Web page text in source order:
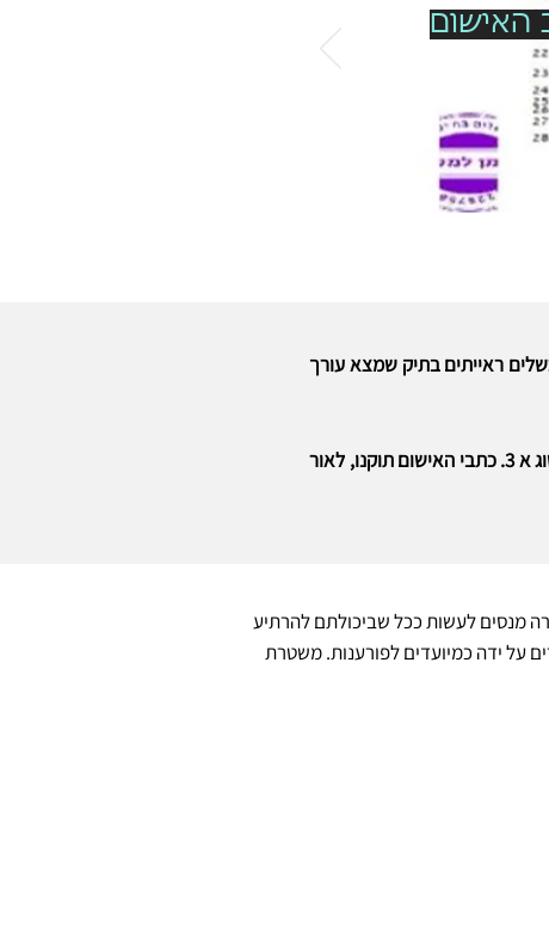
האישום
נתפס נוהג במהירות מופרזת, באמצעות המצלמות מסוג א 3, לאור כשלים ראייתים בתיק שמצא עורך
מהירות מופרזת- נאשם אשר נתפס 4 פעמים במהירות מופרזת, באמצעות המצלמות החדשות מסוג א 3. כתבי האישום תוקנו, לאור
מנסים לעשות ככל שביכולתם להרתיע
על ידה כמיועדים לפורענות. משטרת